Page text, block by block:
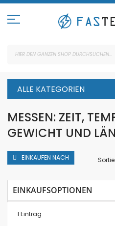
Direkt
Inhalt
ALLE KATEGORIEN
MESSEN: ZEIT,
GEWICHT UND
1 Eintrag
EINKAUFEN NACH
EINKAUFSOPTIONEN